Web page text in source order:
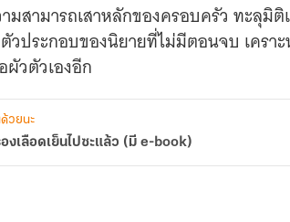
มสามารถเสาหลักของครอบครัว ทะลุมิ
วประกอบของนิยายที่ไม่มีตอนจบ เครา
วตัวเองอีก
วยนะ
งเลือดเย็นไปซะแล้ว (มี e-book)